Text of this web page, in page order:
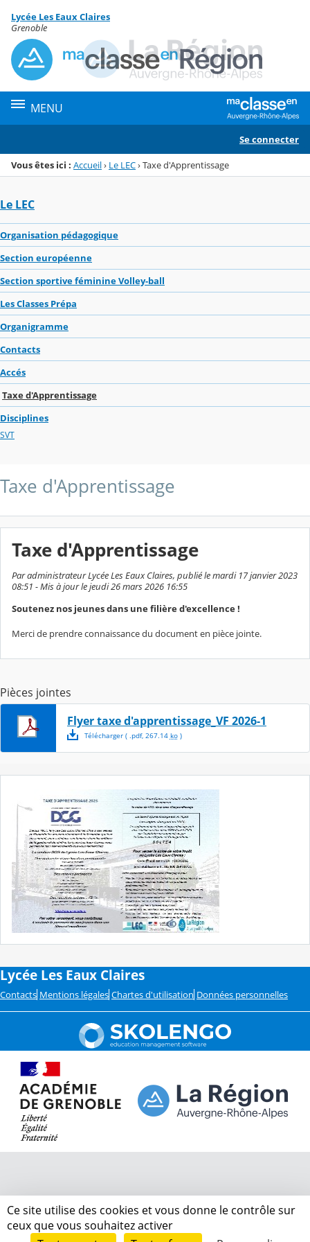
Menu de la rubrique
Contenu
Lycée Les Eaux Claires
Grenoble
MENU
Se connecter
Vous êtes ici : Accueil› Le LEC›Taxe d'Apprentissage
Le LEC
Organisation pédagogique
Section européenne
Section sportive féminine Volley-ball
Les Classes Prépa
Organigramme
Contacts
Accés
Taxe d'Apprentissage
Disciplines
SVT
Taxe d'Apprentissage
Taxe d'Apprentissage
Par administrateur Lycée Les Eaux Claires, publié le mardi 17 janvier 2023
08:51 - Mis à jour le jeudi 26 mars 2026 16:55
Soutenez nos jeunes dans une filière d'excellence !
Merci de prendre connaissance du document en pièce jointe.
Pièces jointes
Flyer taxe d'apprentissage_VF 2026-1
Télécharger( .pdf, 267.14 ko)
Lycée Les Eaux Claires
Contacts Mentions légales Chartes d'utilisation Données personnelles
Ce site utilise des cookies et vous donne le contrôle sur
ceux que vous souhaitez activer